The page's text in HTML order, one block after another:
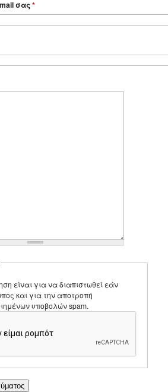
σας*
είναι για να διαπιστωθεί εάν
και για την αποτροπή
υποβολών spam.